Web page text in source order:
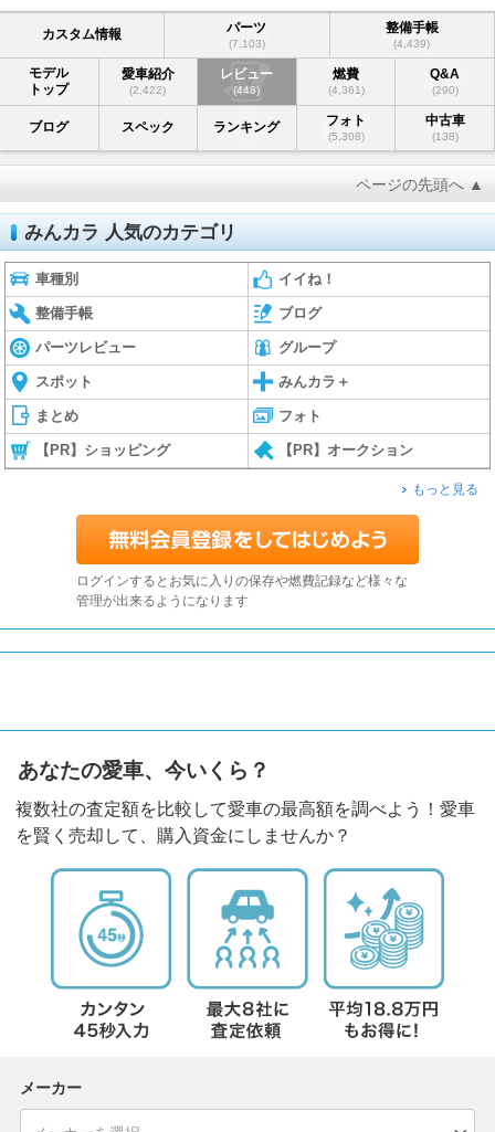
カスタム情報 パーツ
(7,103)
整備手帳
(4,439)
モデル
トップ
愛車紹介
(2,422)
レビュー
(448)
燃費
(4,361)
Q&A
(290)
ブログ スペック ランキング フォト
(5,308)
中古車
(138)
ページの先頭へ ▲
みんカラ 人気のカテゴリ
車種別 イイね！
整備手帳 ブログ
パーツレビュー グループ
スポット みんカラ＋
まとめ フォト
【PR】ショッピング 【PR】オークション
もっと見る
ログインするとお気に入りの保存や燃費記録など様々な
管理が出来るようになります
あなたの愛車、今いくら？
複数社の査定額を比較して愛車の最高額を調べよう！愛車
を賢く売却して、購入資金にしませんか？
メーカー